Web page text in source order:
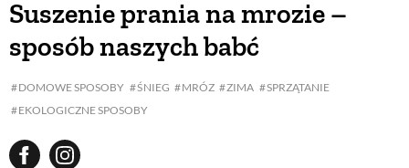
Suszenie prania na mrozie –
sposób naszych babć
DOMOWE SPOSOBY ŚNIEG MRÓZ ZIMA
SPRZĄTANIE
EKOLOGICZNE SPOSOBY
BUDUJEMY DOM